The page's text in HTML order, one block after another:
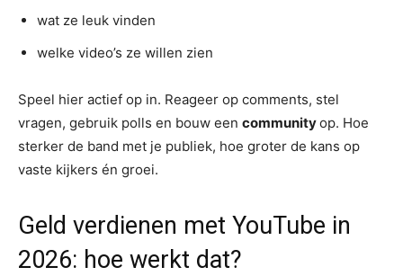
wat ze leuk vinden
welke video’s ze willen zien
Speel hier actief op in. Reageer op comments, stel
vragen, gebruik polls en bouw een communityop. Hoe
sterker de band met je publiek, hoe groter de kans op
vaste kijkers én groei.
Geld verdienen met YouTube in
2026: hoe werkt dat?